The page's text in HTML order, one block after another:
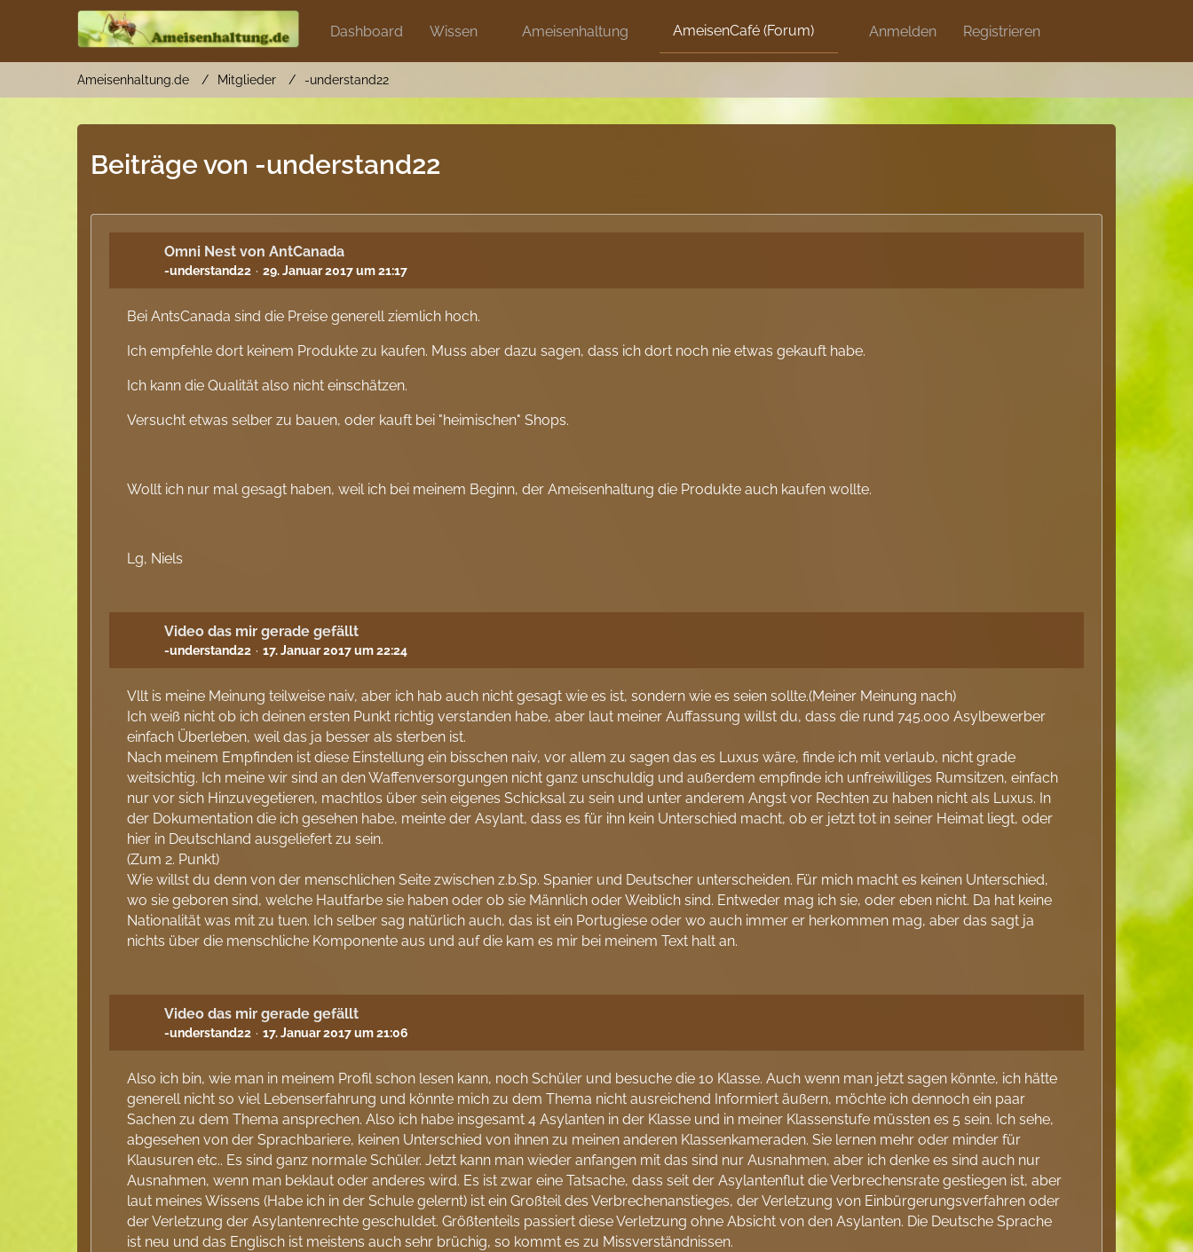
Anmelden Registrieren
Dashboard Wissen Ameisenhaltung AmeisenCafé (Forum) Discord Artikel Blog
Ameisenhaltung.de Mitglieder -understand22
Beiträge von -understand22
Omni Nest von AntCanada
-understand22 29. Januar 2017 um 21:17
Bei AntsCanada sind die Preise generell ziemlich hoch.
Ich empfehle dort keinem Produkte zu kaufen. Muss aber dazu sagen, dass ich dort noch nie etwas gekauft habe.
Ich kann die Qualität also nicht einschätzen.
Versucht etwas selber zu bauen, oder kauft bei "heimischen" Shops.
Wollt ich nur mal gesagt haben, weil ich bei meinem Beginn, der Ameisenhaltung die Produkte auch kaufen wollte.
Lg, Niels
Video das mir gerade gefällt
-understand22 17. Januar 2017 um 22:24
Vllt is meine Meinung teilweise naiv, aber ich hab auch nicht gesagt wie es ist, sondern wie es seien sollte.(Meiner Meinung nach)
Ich weiß nicht ob ich deinen ersten Punkt richtig verstanden habe, aber laut meiner Auffassung willst du, dass die rund 745.000 Asylbewerber
einfach Überleben, weil das ja besser als sterben ist.
Nach meinem Empfinden ist diese Einstellung ein bisschen naiv, vor allem zu sagen das es Luxus wäre, finde ich mit verlaub, nicht grade
weitsichtig. Ich meine wir sind an den Waffenversorgungen nicht ganz unschuldig und außerdem empfinde ich unfreiwilliges Rumsitzen, einfach
nur vor sich Hinzuvegetieren, machtlos über sein eigenes Schicksal zu sein und unter anderem Angst vor Rechten zu haben nicht als Luxus. In
der Dokumentation die ich gesehen habe, meinte der Asylant, dass es für ihn kein Unterschied macht, ob er jetzt tot in seiner Heimat liegt, oder
hier in Deutschland ausgeliefert zu sein.
(Zum 2. Punkt)
Wie willst du denn von der menschlichen Seite zwischen z.b.Sp. Spanier und Deutscher unterscheiden. Für mich macht es keinen Unterschied,
wo sie geboren sind, welche Hautfarbe sie haben oder ob sie Männlich oder Weiblich sind. Entweder mag ich sie, oder eben nicht. Da hat keine
Nationalität was mit zu tuen. Ich selber sag natürlich auch, das ist ein Portugiese oder wo auch immer er herkommen mag, aber das sagt ja
nichts über die menschliche Komponente aus und auf die kam es mir bei meinem Text halt an.
Video das mir gerade gefällt
-understand22 17. Januar 2017 um 21:06
Also ich bin, wie man in meinem Profil schon lesen kann, noch Schüler und besuche die 10 Klasse. Auch wenn man jetzt sagen könnte, ich hätte
generell nicht so viel Lebenserfahrung und könnte mich zu dem Thema nicht ausreichend Informiert äußern, möchte ich dennoch ein paar
Sachen zu dem Thema ansprechen. Also ich habe insgesamt 4 Asylanten in der Klasse und in meiner Klassenstufe müssten es 5 sein. Ich sehe,
abgesehen von der Sprachbariere, keinen Unterschied von ihnen zu meinen anderen Klassenkameraden. Sie lernen mehr oder minder für
Klausuren etc.. Es sind ganz normale Schüler. Jetzt kann man wieder anfangen mit das sind nur Ausnahmen, aber ich denke es sind auch nur
Ausnahmen, wenn man beklaut oder anderes wird. Es ist zwar eine Tatsache, dass seit der Asylantenflut die Verbrechensrate gestiegen ist, aber
laut meines Wissens (Habe ich in der Schule gelernt) ist ein Großteil des Verbrechenanstieges, der Verletzung von Einbürgerungsverfahren oder
der Verletzung der Asylantenrechte geschuldet. Größtenteils passiert diese Verletzung ohne Absicht von den Asylanten. Die Deutsche Sprache
ist neu und das Englisch ist meistens auch sehr brüchig, so kommt es zu Missverständnissen.